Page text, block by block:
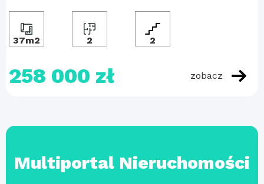
37m2 2 2
258 000 zł zobacz
Multiportal Nieruchomości